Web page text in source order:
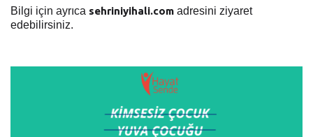
Bilgi için ayrıca sehriniyihali.com adresini ziyaret
edebilirsiniz.